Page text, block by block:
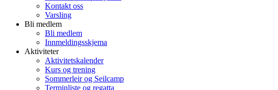
Kontakt oss
Varsling
Bli medlem
Bli medlem
Innmeldingsskjema
Aktiviteter
Aktivitetskalender
Kurs og trening
Sommerleir og Seilcamp
Terminliste og regatta